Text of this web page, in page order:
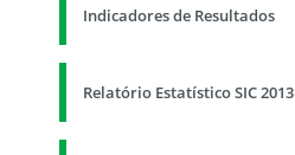
Indicadores de Resultados
Relatório Estatístico SIC 2013